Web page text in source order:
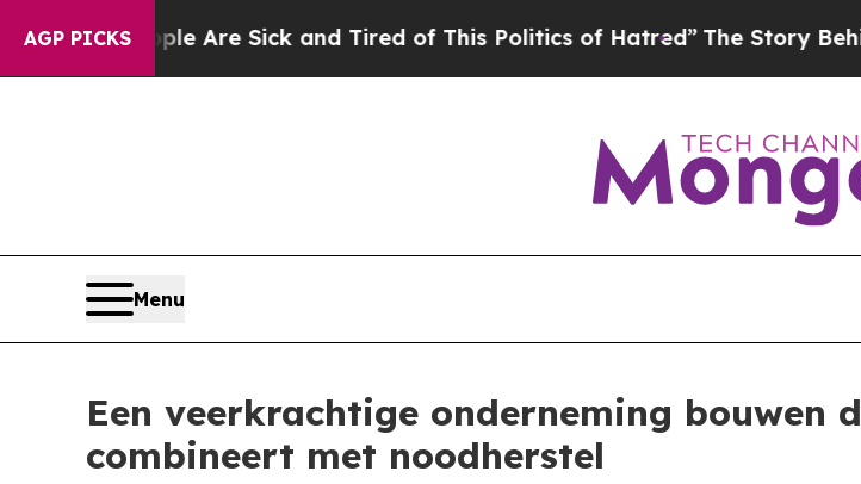
AGP PICKSAre Sick and Tired of This Politics of Hatred” The Story Behind
Menu
Een veerkrachtige onderneming bouwen
combineert met noodherstel